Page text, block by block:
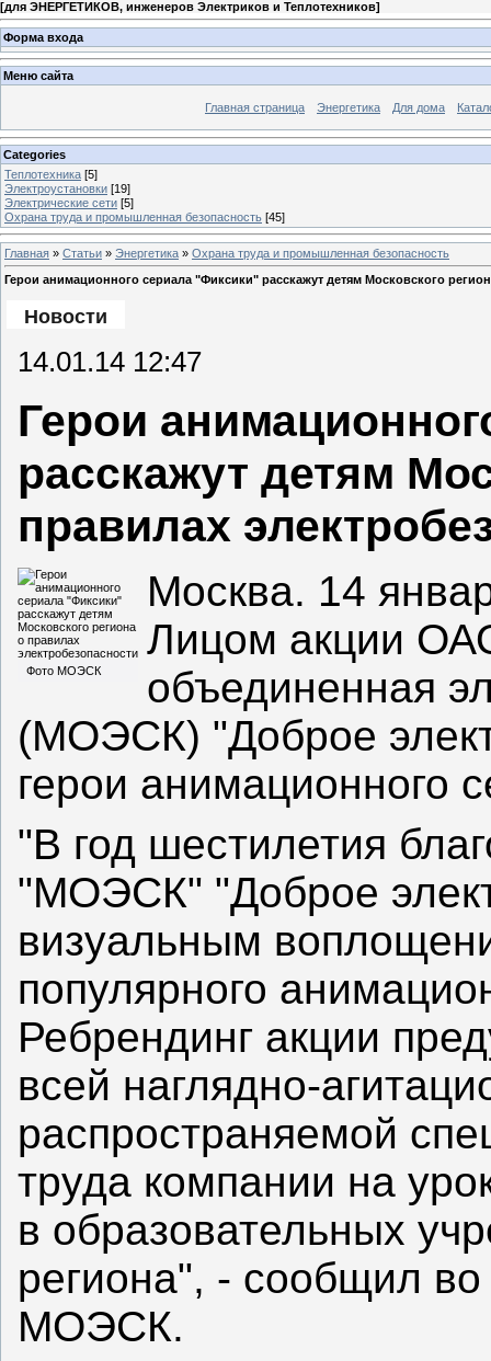
[для ЭНЕРГЕТИКОВ, инженеров Электриков и Теплотехников]
Форма входа
Меню сайта
Главная страница Энергетика Для дома
Categories
Теплотехника [5]
Электроустановки [19]
Электрические сети [5]
Охрана труда и промышленная безопасность [45]
Главная » Статьи » Энергетика » Охрана труда и промышленная безопасность
Герои анимационного сериала "Фиксики" расскажут детям Московского
Новости
14.01.14 12:47
Герои
расскажут детям
правилах
Фото МОЭСК
Москва. 14
Лицом акции
объединенная
(МОЭСК) "Доброе
герои анимационного
"В год шестилетия
"МОЭСК" "Доброе
визуальным
популярного
Ребрендинг акции
всей наглядно-
распространяемой
труда компании на
в образовательных
региона", - сообщил во
МОЭСК.